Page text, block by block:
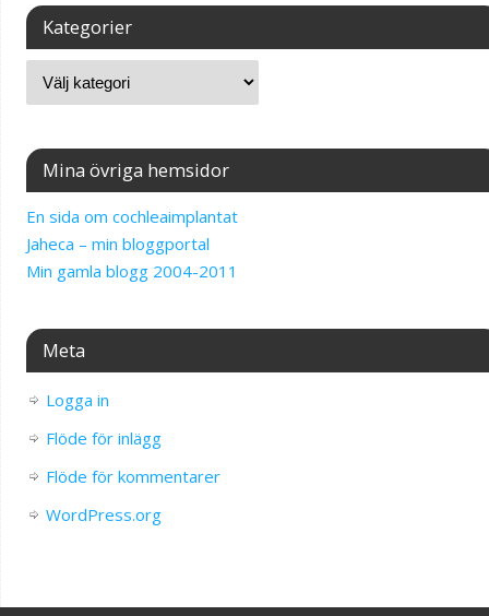
Kategorier
Mina övriga hemsidor
En sida om cochleaimplantat
Jaheca – min bloggportal
Min gamla blogg 2004-2011
Meta
Logga in
Flöde för inlägg
Flöde för kommentarer
WordPress.org